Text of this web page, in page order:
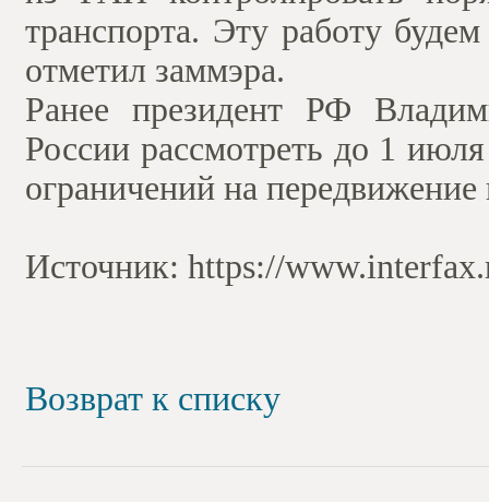
транспорта. Эту работу
отметил заммэра.
Ранее президент РФ
России рассмотреть до 1
ограничений на передвижение
Источник: https://
Возврат к списку